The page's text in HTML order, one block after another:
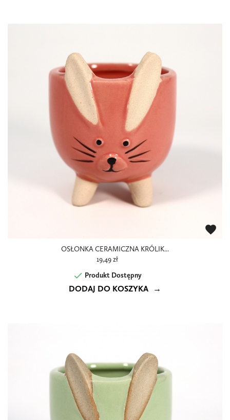
OSŁONKA CERAMICZNA KRÓLIK...
19,49 zł
 Produkt Dostępny
favorite
DODAJ DO KOSZYKA